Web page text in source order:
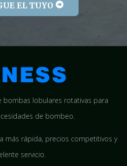
EL TUYO
bombas lobulares rotativas para
de bombeo.
más rápida, precios competitivos y
servicio.